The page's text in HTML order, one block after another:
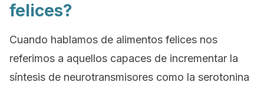
felices?
Cuando hablamos de alimentos felices nos
referimos a aquellos capaces de incrementar la
síntesis de neurotransmisores como la serotonina